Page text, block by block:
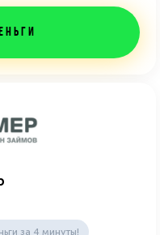
за 4 минуты!